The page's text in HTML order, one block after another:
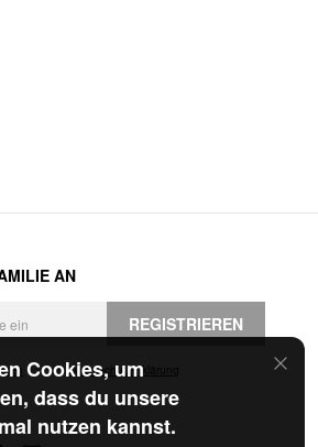
Cookies, um
dass du unsere
nutzen kannst.
AN
REGISTRIEREN
und die Datenschutzerklärung